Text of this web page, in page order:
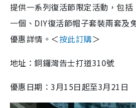
提供一系列復活節限定活動，包
一個、DIY復活節帽子套裝兩套及
優惠詳情。＜按此訂購＞
地址：銅鑼灣告士打道310號
優惠日期：3月15日起至3月21日